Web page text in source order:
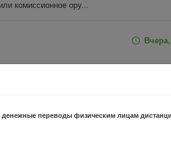
комиссионное ору...
Москва, ул.Летчика Бабушкина, д.11/2,
денежные переводы физическим лицам